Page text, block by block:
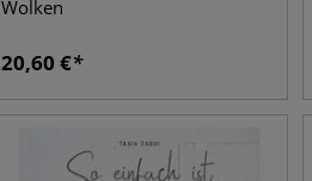
Wolken
20,60 €